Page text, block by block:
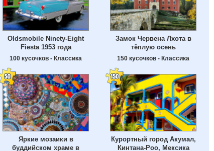
Oldsmobile Ninety-Eight
Fiesta 1953 года
100 кусочков - Классика
Замок Червена Лхота в
тёплую осень
150 кусочков - Классика
Яркие мозаики в
буддийском храме в
Курортный город Акумал,
Кинтана-Роо, Мексика